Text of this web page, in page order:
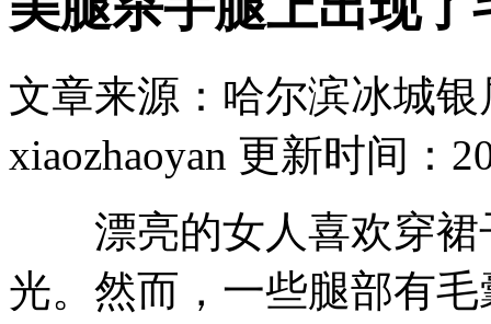
文章来源：哈尔滨冰城
xiaozhaoyan 更新时间：
漂亮的女人喜欢穿裙
光。然而，一些腿部有